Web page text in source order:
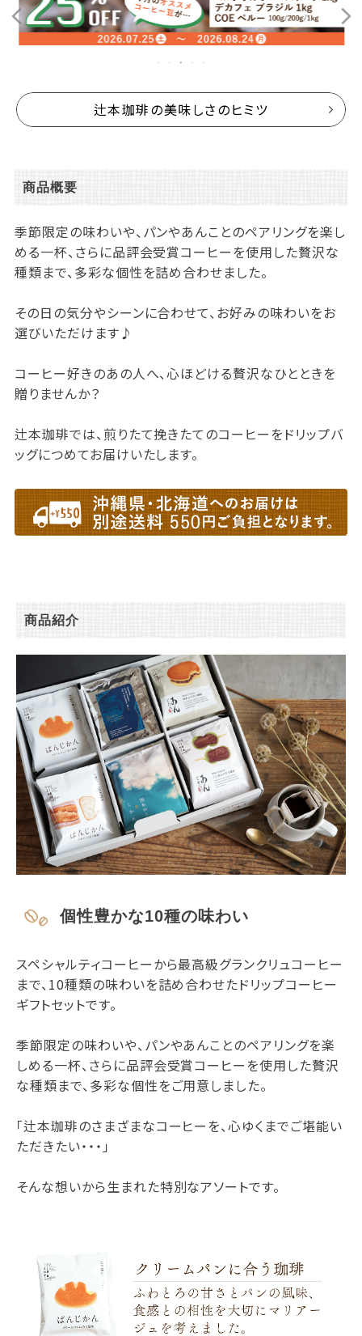
辻本珈琲の美味しさのヒミツ
商品概要
季節限定の味わいや、パンやあんことのペアリングを楽し
める一杯、さらに品評会受賞コーヒーを使用した贅沢な
種類まで、多彩な個性を詰め合わせました。
その日の気分やシーンに合わせて、お好みの味わいをお
選びいただけます♪
コーヒー好きのあの人へ、心ほどける贅沢なひとときを
贈りませんか？
辻本珈琲では、煎りたて挽きたてのコーヒーをドリップバ
ッグにつめてお届けいたします。
商品紹介
個性豊かな10種の味わい
スペシャルティコーヒーから最高級グランクリュコーヒー
まで、10種類の味わいを詰め合わせたドリップコーヒー
ギフトセットです。
季節限定の味わいや、パンやあんことのペアリングを楽
しめる一杯、さらに品評会受賞コーヒーを使用した贅沢
な種類まで、多彩な個性をご用意しました。
「辻本珈琲のさまざまなコーヒーを、心ゆくまでご堪能い
ただきたい・・・」
そんな想いから生まれた特別なアソートです。